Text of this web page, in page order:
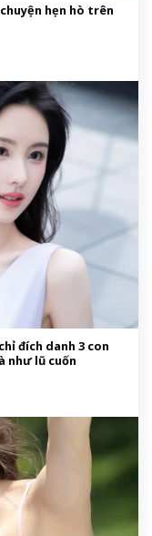
hẹn hò trên
đích danh 3 con
như lũ cuốn